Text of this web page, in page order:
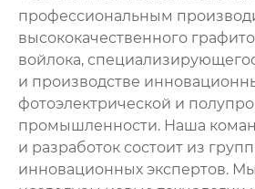
профессиональным
высококачественного
войлока,
и производстве
фотоэлектрической и
промышленности. Наша
и разработок состоит из
инновационных экспертов.